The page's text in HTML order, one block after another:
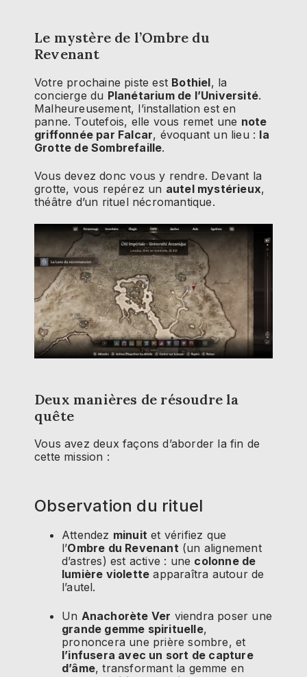
Le mystère de l’Ombre du
Revenant
Votre prochaine piste est Bothiel, la
concierge du Planétarium de l’Université.
Malheureusement, l’installation est en
panne. Toutefois, elle vous remet une note
griffonnée par Falcar, évoquant un lieu : la
Grotte de Sombrefaille.
Vous devez donc vous y rendre. Devant la
grotte, vous repérez un autel mystérieux,
théâtre d’un rituel nécromantique.
Deux manières de résoudre la
quête
Vous avez deux façons d’aborder la fin de
cette mission :
Observation du rituel
Attendez minuit et vérifiez que
l’Ombre du Revenant(un alignement
d’astres) est active : une colonne de
lumière violette apparaîtra autour de
l’autel.
Un Anachorète Ver viendra poser une
grande gemme spirituelle,
prononcera une prière sombre, et
l’infusera avec un sort de capture
d’âme, transformant la gemme en